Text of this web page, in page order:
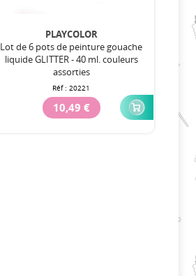
PLAYCOLOR
Lot de 6 pots de peinture gouache
liquide GLITTER - 40 ml. couleurs
assorties
Réf : 20221
10,49 €